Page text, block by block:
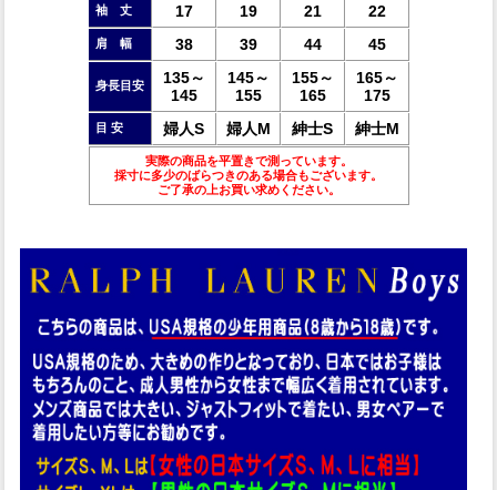
袖 丈 17 19 21 22
肩 幅 38 39 44 45
身長目安
135～
145
145～
155
155～
165
165～
175
目 安 婦人S 婦人M 紳士S 紳士M
実際の商品を平置きで測っています。
採寸に多少のばらつきのある場合もございます。
ご了承の上お買い求めください。